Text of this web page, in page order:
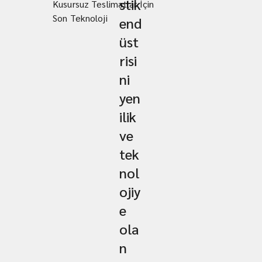
Kusursuz Teslimatlar İçin
Son Teknoloji
stik
end
üst
risi
ni
yen
ilik
ve
tek
nol
ojiy
e
ola
n